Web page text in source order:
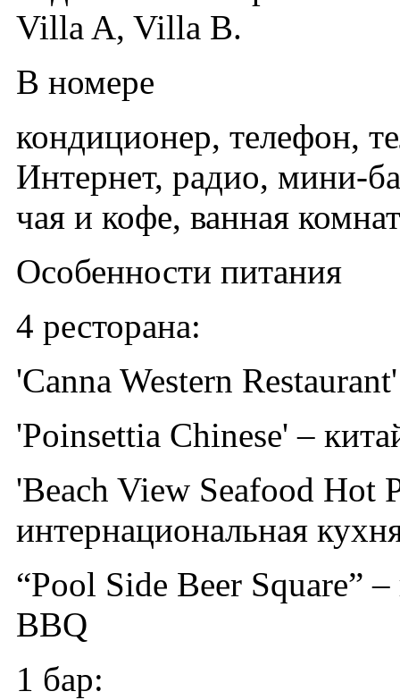
Villa A, Villa B.
В номере
кондиционер, телефон,
Интернет, радио, мини-
чая и кофе, ванная
Особенности питания
4 ресторана:
'Canna Western
'Poinsettia Chinese' –
'Beach View Seafood Hot
интернациональная
“Pool Side Beer Square”
BBQ
1 бар: